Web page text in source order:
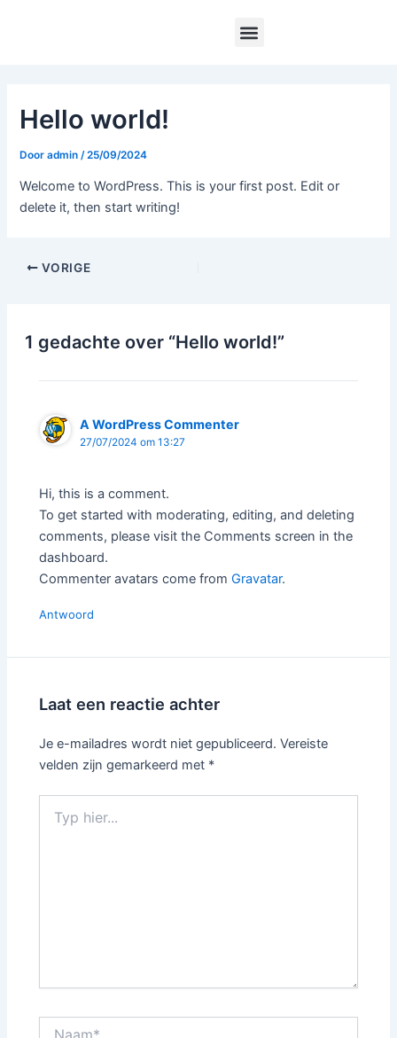
Menu
Hello world!
Dooradmin /25/09/2024
Welcome to WordPress. This is your first post. Edit or
delete it, then start writing!
VORIGE
1 gedachte over “Hello world!”
A WordPress Commenter
27/07/2024 om 13:27
Hi, this is a comment.
To get started with moderating, editing, and deleting
comments, please visit the Comments screen in the
dashboard.
Commenter avatars come fromGravatar.
Antwoord
Laat een reactie achter
Je e-mailadres wordt niet gepubliceerd. Vereiste
velden zijn gemarkeerd met *
hier...